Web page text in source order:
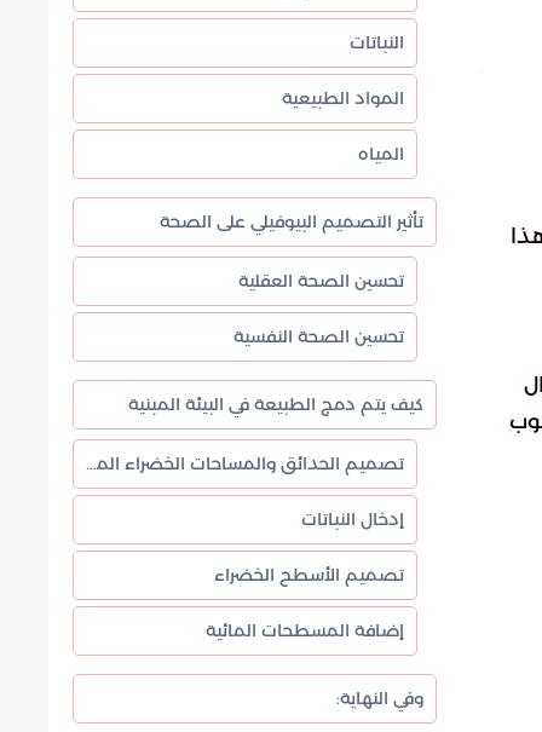
النباتات
المواد الطبيعية
المياه
تأثير التصميم البيوفيلي على الصحة
تحسين الصحة العقلية
تحسين الصحة النفسية
كيف يتم دمج الطبيعة في البيئة المبنية
تصميم الحدائق والمساحات الخضراء المفتوحة
إدخال النباتات
تصميم الأسطح الخضراء
إضافة المسطحات المائية
وفي النهاية: